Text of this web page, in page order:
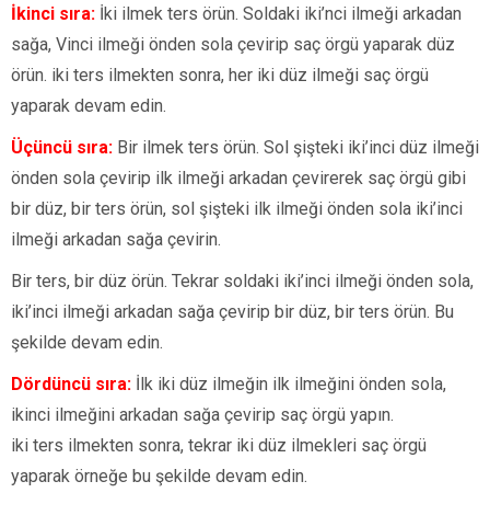
İkinci sıra: İki ilmek ters örün. Soldaki iki’nci ilmeği arkadan
sağa, Vinci ilmeği önden sola çevirip saç örgü yaparak düz
örün. iki ters ilmekten sonra, her iki düz ilmeği saç örgü
yaparak devam edin.
Üçüncü sıra: Bir ilmek ters örün. Sol şişteki iki’inci düz ilmeği
önden sola çevirip ilk ilmeği arkadan çevirerek saç örgü gibi
bir düz, bir ters örün, sol şişteki ilk ilmeği önden sola iki’inci
ilmeği arkadan sağa çevirin.
Bir ters, bir düz örün. Tekrar soldaki iki’inci ilmeği önden sola,
iki’inci ilmeği arkadan sağa çevirip bir düz, bir ters örün. Bu
şekilde devam edin.
Dördüncü sıra: İlk iki düz ilmeğin ilk ilmeğini önden sola,
ikinci ilmeğini arkadan sağa çevirip saç örgü yapın.
iki ters ilmekten sonra, tekrar iki düz ilmekleri saç örgü
yaparak örneğe bu şekilde devam edin.